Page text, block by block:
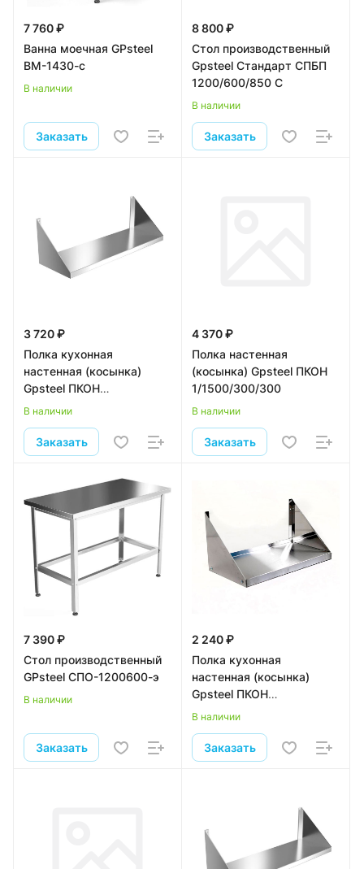
7 760 ₽
Ванна моечная GPsteel
ВМ-1430-с
В наличии
Заказать
8 800 ₽
Стол производственный
Gpsteel Стандарт СПБП
1200/600/850 С
В наличии
Заказать
3 720 ₽
Полка кухонная
настенная (косынка)
Gpsteel ПКОН
1/1200/300/300
В наличии
Заказать
4 370 ₽
Полка настенная
(косынка) Gpsteel ПКОН
1/1500/300/300
В наличии
Заказать
7 390 ₽
Стол производственный
GPsteel СПО-1200600-э
В наличии
Заказать
2 240 ₽
Полка кухонная
настенная (косынка)
Gpsteel ПКОН
1/600/300/300
В наличии
Заказать